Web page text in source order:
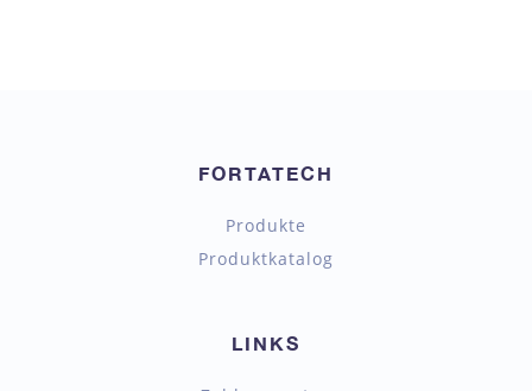
FORTATECH
Produkte
Produktkatalog
LINKS